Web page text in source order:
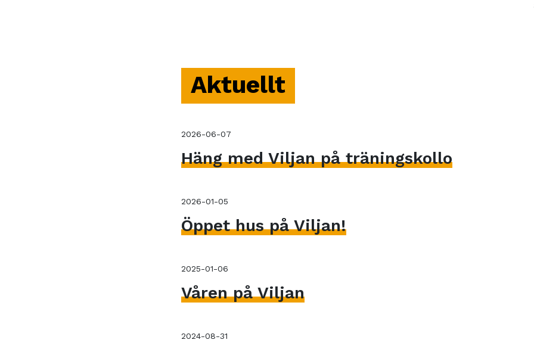
Aktuellt
2026-06-07
Häng med Viljan på träningskollo
2026-01-05
Öppet hus på Viljan!
2025-01-06
Våren på Viljan
2024-08-31